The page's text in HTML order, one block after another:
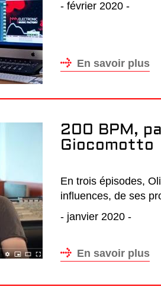
- février 2020 -
En savoir plus
200 BPM,
Giocomotto
En trois épisodes,
influences, de ses
- janvier 2020 -
En savoir plus